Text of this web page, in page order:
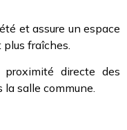
et assure un espace
fraîches.
directe des
salle commune.